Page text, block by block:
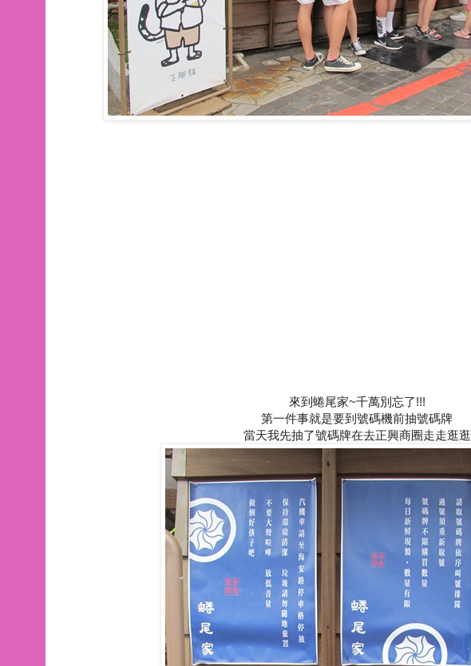
來到蜷尾家~千萬別忘了!!!
第一件事就是要到號碼機前抽號碼牌
當天我先抽了號碼牌在去正興商圈走走逛逛